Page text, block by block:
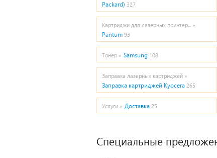
Packard) 327
Картриджи для лазерных принтер... »
Pantum 93
Тонер » Samsung 108
Заправка лазерных картриджей »
Заправка картриджей Kyocera 265
Услуги » Доставка 25
Специальные